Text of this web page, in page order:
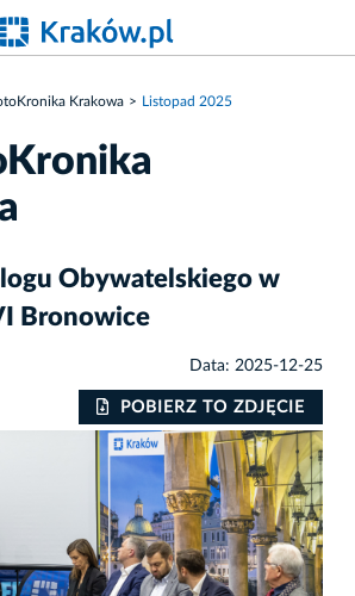
Krakowa Listopad 2025
Obywatelskiego w
Bronowice
Data: 2025-12-25
POBIERZ TO ZDJĘCIE